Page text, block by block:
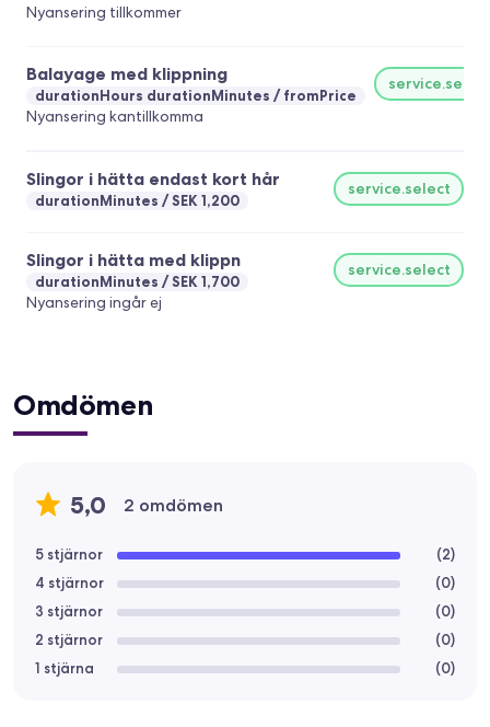
Nyansering tillkommer
Balayage med klippning
durationHours durationMinutes fromPrice
service.select
Nyansering kantillkomma
Slingor i hätta endast kort hår
durationMinutes SEK 1,200
service.select
Slingor i hätta med klippn
durationMinutes SEK 1,700
service.select
Nyansering ingår ej
Omdömen
5,0 2 omdömen
5 stjärnor (2)
4 stjärnor
(0)
3 stjärnor
(0)
2 stjärnor
(0)
1 stjärna
(0)